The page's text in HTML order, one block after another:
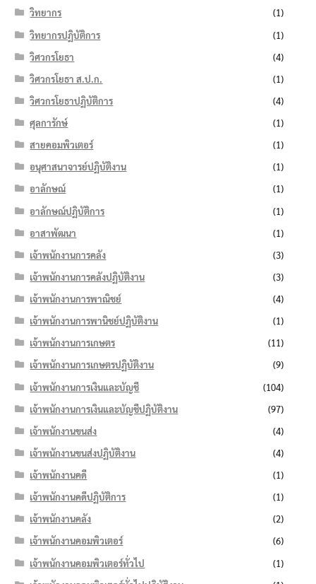
วิทยากร
(1)
วิทยากรปฏิบัติการ
(1)
วิศวกรโยธา
(4)
วิศวกรโยธา ส.ป.ก.
(1)
วิศวกรโยธาปฏิบัติการ
(4)
ศุลการักษ์
(1)
สายคอมพิวเตอร์
(1)
อนุศาสนาจารย์ปฏิบัติงาน
(1)
อาลักษณ์
(1)
อาลักษณ์ปฏิบัติการ
(1)
อาสาพัฒนา
(1)
เจ้าพนักงานการคลัง
(3)
เจ้าพนักงานการคลังปฏิบัติงาน
(3)
เจ้าพนักงานการพาณิชย์
(4)
เจ้าพนักงานการพานิชย์ปฏิบัติงาน
(1)
เจ้าพนักงานการเกษตร
(11)
เจ้าพนักงานการเกษตรปฏิบัติงาน
(9)
เจ้าพนักงานการเงินและบัญชี
(104)
เจ้าพนักงานการเงินและบัญชีปฏิบัติงาน
(97)
เจ้าพนักงานขนส่ง
(4)
เจ้าพนักงานขนส่งปฏิบัติงาน
(4)
เจ้าพนักงานคดี
(1)
เจ้าพนักงานคดีปฏิบัติการ
(1)
เจ้าพนักงานคลัง
(2)
เจ้าพนักงานคอมพิวเตอร์
(6)
เจ้าพนักงานคอมพิวเตอร์ทั่วไป
(1)